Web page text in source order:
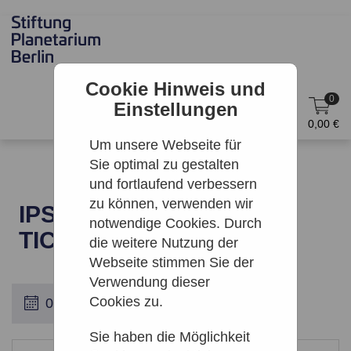
Cookie Hinweis und
Einstellungen
Um unsere Webseite für
Sie optimal zu gestalten
und fortlaufend verbessern
zu können, verwenden wir
notwendige Cookies. Durch
die weitere Nutzung der
Webseite stimmen Sie der
Verwendung dieser
Cookies zu.
Sie haben die Möglichkeit
0
0,00 €
IPS | BERLIN COMBO
TICKET